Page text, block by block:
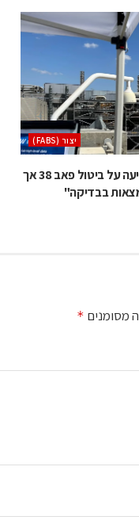
‫יצור (‪(FABS‬‬
דובר אינטל ישראל: "אינטל לא הודיעה על ביטול פאב 38 אך
בבדיקה"
מסומנים *